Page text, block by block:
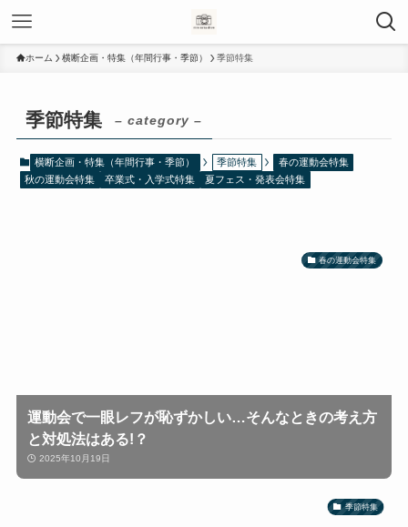
ホーム 横断企画・特集（年間行事・季節） 季節特集
季節特集 – category –
横断企画・特集（年間行事・季節） 季節特集
春の運動会特集
秋の運動会特集
卒業式・入学式特集 夏フェス・発表会特集
春の運動会特集
運動会で一眼レフが恥ずかしい…そんなときの考え方
と対処法はある!？
2025年10月19日
季節特集